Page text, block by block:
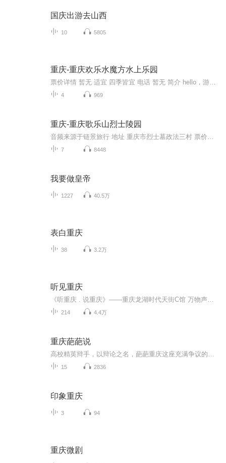
国庆出游去山西
10 5805
重庆-重庆欢乐水魔方水上乐园
4 969
重庆-重庆歌乐山烈士陵园
7 8448
我要做皇帝
1227 40.5万
表白重庆
38 3.2万
听见重庆
214 4.4万
重庆葩葩说
15 2836
印象重庆
3 94
重庆微剧